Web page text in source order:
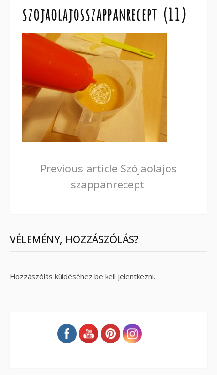
szojaolajosszappanrecept (11)
Continue
Reading
Previous article Szójaolajos
szappanrecept
VÉLEMÉNY, HOZZÁSZÓLÁS?
Hozzászólás küldéséhez be kell jelentkezni.